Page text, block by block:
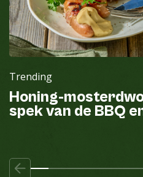
Trending
Honing-
spek van de BBQ